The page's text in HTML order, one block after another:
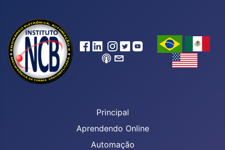
Principal
Aprendendo Online
Automação